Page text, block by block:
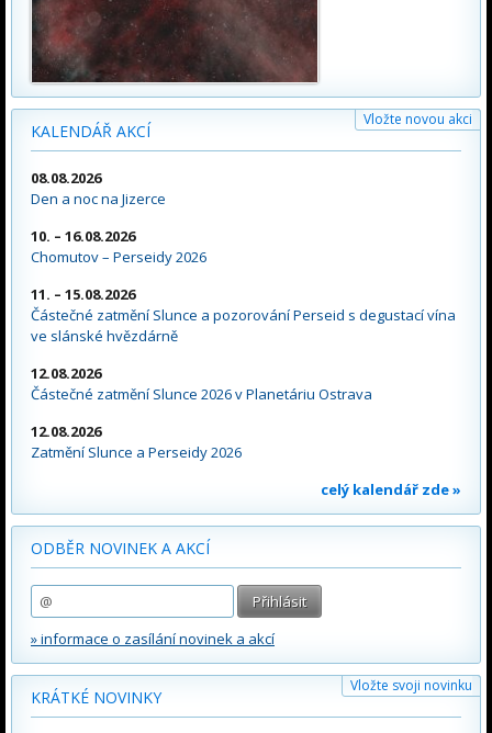
KALENDÁŘ AKCÍ
Vložte novou akci
08.08.2026
Den a noc na Jizerce
10. – 16.08.2026
Chomutov – Perseidy 2026
11. – 15.08.2026
Částečné zatmění Slunce a pozorování Perseid s degustací vína
ve slánské hvězdárně
12.08.2026
Částečné zatmění Slunce 2026 v Planetáriu Ostrava
12.08.2026
Zatmění Slunce a Perseidy 2026
celý kalendář zde »
ODBĚR NOVINEK A AKCÍ
» informace o zasílání novinek a akcí
Vložte svoji novinku
KRÁTKÉ NOVINKY